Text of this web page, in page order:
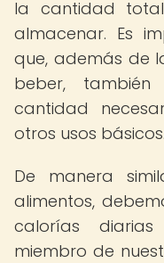
la cantidad
almacenar. Es
que, además de
beber,
cantidad
otros usos básicos.
De manera
alimentos,
calorías
miembro de